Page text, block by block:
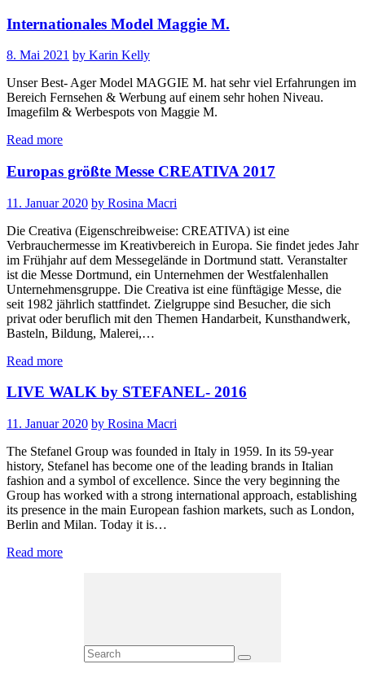
Internationales Model Maggie M.
8. Mai 2021 by Karin Kelly
Unser Best- Ager Model MAGGIE M. hat sehr viel Erfahrungen im
Bereich Fernsehen & Werbung auf einem sehr hohen Niveau.
Imagefilm & Werbespots von Maggie M.
Read more
Europas größte Messe CREATIVA 2017
11. Januar 2020 by Rosina Macri
Die Creativa (Eigenschreibweise: CREATIVA) ist eine
Verbrauchermesse im Kreativbereich in Europa. Sie findet jedes Jahr
im Frühjahr auf dem Messegelände in Dortmund statt. Veranstalter
ist die Messe Dortmund, ein Unternehmen der Westfalenhallen
Unternehmensgruppe. Die Creativa ist eine fünftägige Messe, die
seit 1982 jährlich stattfindet. Zielgruppe sind Besucher, die sich
privat oder beruflich mit den Themen Handarbeit, Kunsthandwerk,
Basteln, Bildung, Malerei,…
Read more
LIVE WALK by STEFANEL- 2016
11. Januar 2020 by Rosina Macri
The Stefanel Group was founded in Italy in 1959. In its 59-year
history, Stefanel has become one of the leading brands in Italian
fashion and a symbol of excellence. Since the very beginning the
Group has worked with a strong international approach, establishing
its presence in the main European fashion markets, such as London,
Berlin and Milan. Today it is…
Read more